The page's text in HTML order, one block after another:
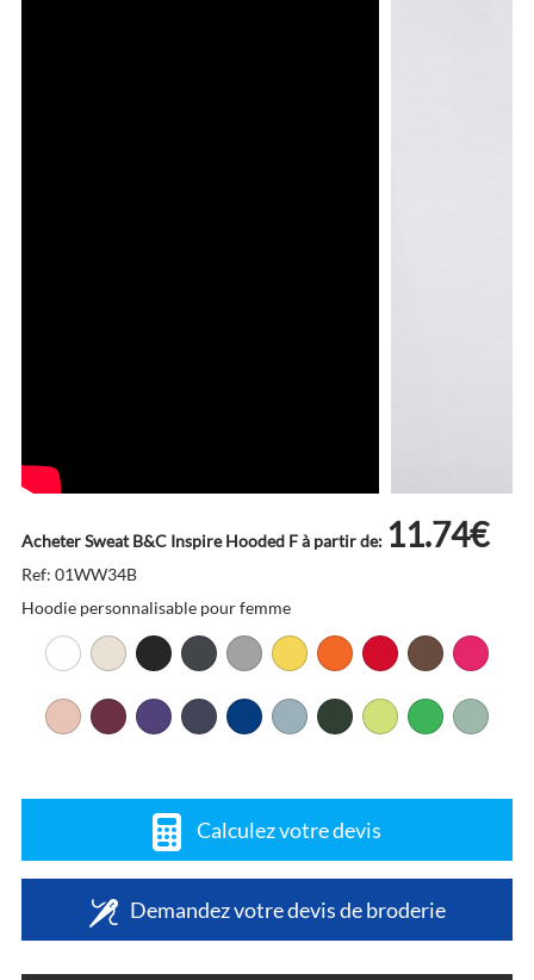
Acheter Sweat B&C Inspire Hooded F à partir de: 11.74€
Ref: 01WW34B
Hoodie personnalisable pour femme
Calculez votre devis
Demandez votre devis de broderie